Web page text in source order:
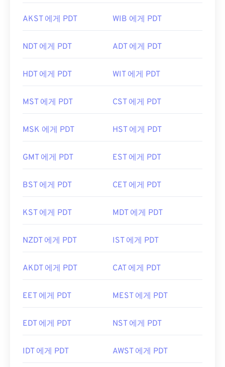
AKST 에게 PDT WIB 에게 PDT
NDT 에게 PDT ADT 에게 PDT
HDT 에게 PDT WIT 에게 PDT
MST 에게 PDT CST 에게 PDT
MSK 에게 PDT HST 에게 PDT
GMT 에게 PDT EST 에게 PDT
BST 에게 PDT CET 에게 PDT
KST 에게 PDT MDT 에게 PDT
NZDT 에게 PDT IST 에게 PDT
AKDT 에게 PDT CAT 에게 PDT
EET 에게 PDT MEST 에게 PDT
EDT 에게 PDT NST 에게 PDT
IDT 에게 PDT AWST 에게 PDT